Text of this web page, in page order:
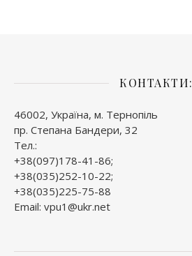
КОНТАКТИ:
46002, Україна, м. Тернопіль
пр. Степана Бандери, 32
Тел.:
+38(097)178-41-86;
+38(035)252-10-22;
+38(035)225-75-88
Email: vpu1@ukr.net